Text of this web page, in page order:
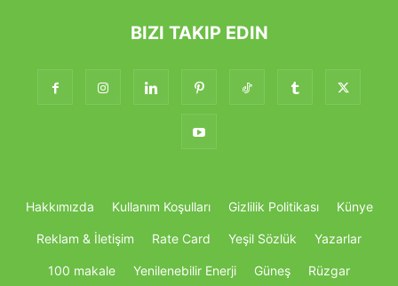
BIZI TAKIP EDIN
Hakkımızda Kullanım Koşulları Gizlilik Politikası Künye
Reklam & İletişim Rate Card Yeşil Sözlük Yazarlar
100 makale Yenilenebilir Enerji Güneş Rüzgar